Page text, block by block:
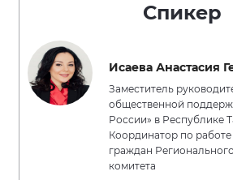
Спикер
Исаева Анастасия
Заместитель
общественной
России» в Республике
Координатор по
граждан
комитета